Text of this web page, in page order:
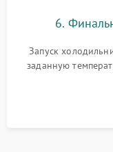
6.
Запуск
заданную
компрессора,